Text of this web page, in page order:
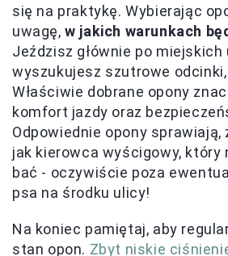
się na praktykę. Wybierając
uwagę,w jakich warunkach
Jeździsz głównie po
wyszukujesz szutrowe
Właściwie dobrane opony
komfort jazdy oraz
Odpowiednie opony sprawiają,
jak kierowca wyścigowy, który
bać - oczywiście poza
psa na środku ulicy!
Na koniec pamiętaj, aby
stan opon. Zbyt niskie